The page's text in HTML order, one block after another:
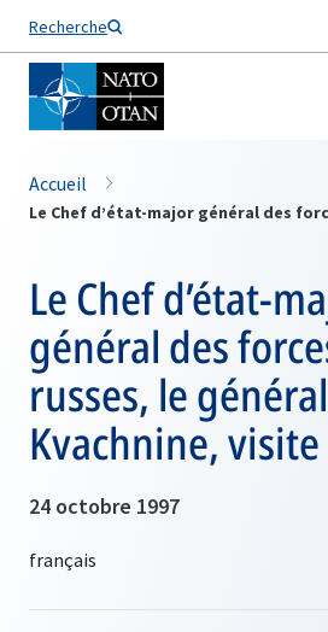
Recherche
Nom de famille*
Accueil
Le Chef d’état-
général des
russes, le général
Kvachnine, visite
24 octobre 1997